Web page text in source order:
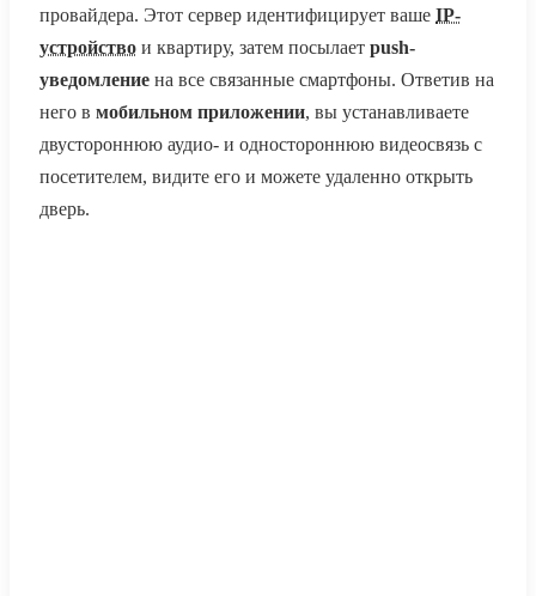
провайдера. Этот сервер идентифицирует ваше IP-
устройство и квартиру, затем посылает push-
уведомление на все связанные смартфоны. Ответив на
него в мобильном приложении, вы устанавливаете
двустороннюю аудио- и одностороннюю видеосвязь с
посетителем, видите его и можете удаленно открыть
дверь.